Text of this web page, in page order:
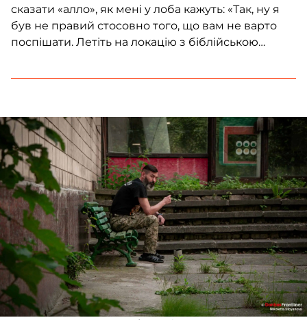
сказати «алло», як мені у лоба кажуть: «Так, ну я
був не правий стосовно того, що вам не варто
поспішати. Летіть на локацію з біблійською